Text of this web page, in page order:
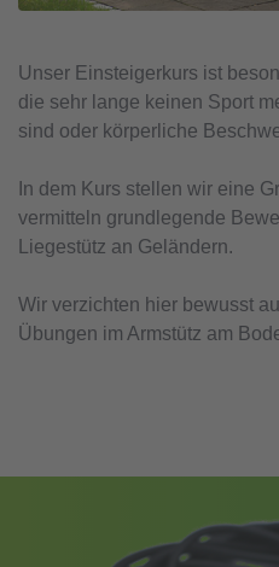
Unser Einsteigerkurs ist
die sehr lange keinen Sport
sind oder körperliche
In dem Kurs stellen wir eine
vermitteln grundlegende
Liegestütz an Geländern.
Wir verzichten hier bewusst
Übungen im Armstütz am